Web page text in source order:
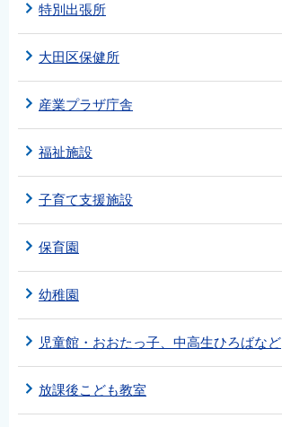
特別出張所
大田区保健所
産業プラザ庁舎
福祉施設
子育て支援施設
保育園
幼稚園
児童館・おおたっ子、中高生ひろばなど
放課後こども教室
繁體中文
한국어
नेपाली
Filipino